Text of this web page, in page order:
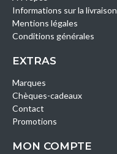
Informations sur la livraison
Mentions légales
Conditions générales
EXTRAS
Marques
Chèques-cadeaux
Contact
Promotions
MON COMPTE